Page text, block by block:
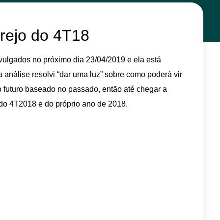
do 4T18
no próximo dia 23/04/2019 e ela está
resolvi “dar uma luz” sobre como poderá vir
baseado no passado, então até chegar a
4T2018 e do próprio ano de 2018.